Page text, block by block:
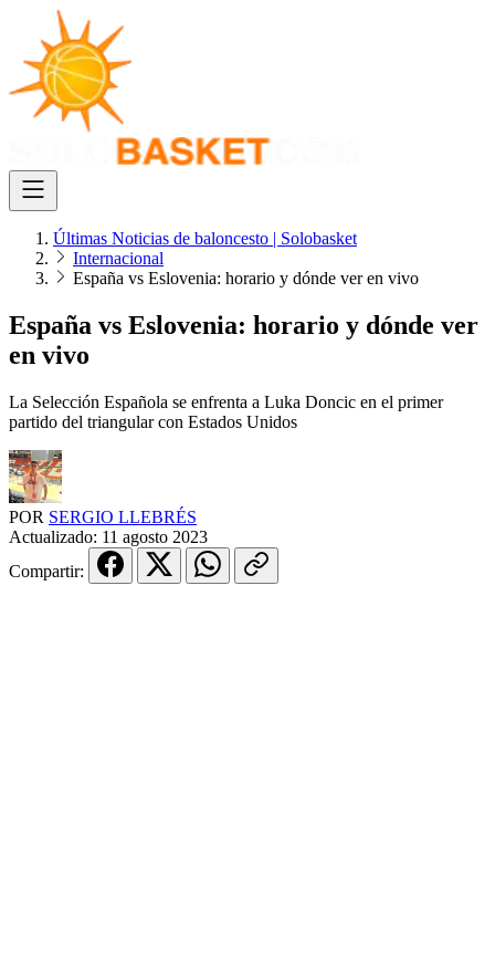
Últimas Noticias de baloncesto | Solobasket
Internacional
España vs Eslovenia: horario y dónde ver en vivo
España vs Eslovenia: horario y dónde ver
en vivo
La Selección Española se enfrenta a Luka Doncic en el primer
partido del triangular con Estados Unidos
POR SERGIO LLEBRÉS
Actualizado: 11 agosto 2023
Compartir: